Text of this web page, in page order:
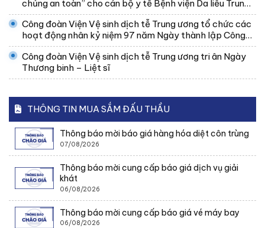
chủng an toàn” cho cán bộ y tế Bệnh viện Da liễu Trung
ương
Công đoàn Viện Vệ sinh dịch tễ Trung ương tổ chức các
hoạt động nhân kỷ niệm 97 năm Ngày thành lập Công
đoàn Việt Nam
Công đoàn Viện Vệ sinh dịch tễ Trung ương tri ân Ngày
Thương binh – Liệt sĩ
THÔNG TIN MUA SẮM ĐẤU THẦU
Thông báo mời báo giá hàng hóa diệt côn trùng
07/08/2026
Thông báo mời cung cấp báo giá dịch vụ giải
khát
06/08/2026
Thông báo mời cung cấp báo giá vé máy bay
06/08/2026